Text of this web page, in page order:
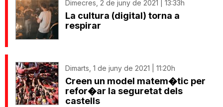
Dimecres, 2 de juny de 2021 | 13:33h
La cultura (digital) torna a
respirar
Dimarts, 1 de juny de 2021 | 11:20h
Creen un model matem�tic per
refor�ar la seguretat dels
castells